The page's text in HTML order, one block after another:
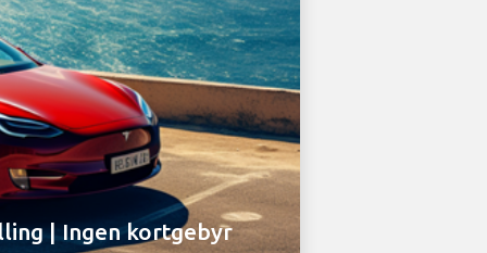
| Ingen kortgebyr